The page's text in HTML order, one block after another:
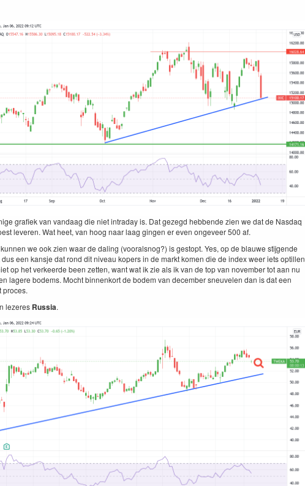
grafiek van van­daag die niet intra­day is. Dat gezegd hebbende zien we dat de Nas­daq
lev­eren. Wat heet, van hoog naar laag gin­gen er even ongeveer500 af.
we ook zien waar de dal­ing (vooral­snog?) is gestopt. Yes, op de blauwe sti­j­gende
een kan­sje dat rond dit niveau kop­ers in de markt komen die de index weer iets
op het ver­keerde been zetten, want wat ik zie als ik van de top van novem­ber tot aan nu
lagere bodems. Mocht bin­nenko­rt de bodem van decem­ber sneu­ve­len dan is dat een
proces.
lez­eres Rus­sia.